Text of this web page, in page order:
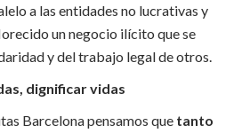
a las entidades no lucrativas y
un negocio ilícito que se
y del trabajo legal de otros.
dignificar vidas
Barcelona pensamos que tanto